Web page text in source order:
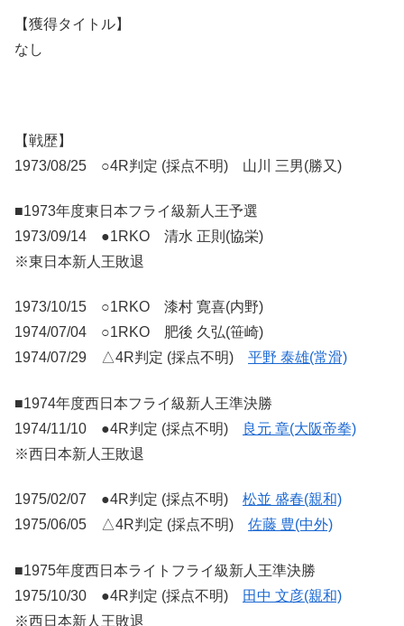
【獲得タイトル】
なし
【戦歴】
1973/08/25 ○4R判定 (採点不明) 山川 三男(勝又)
■1973年度東日本フライ級新人王予選
1973/09/14 ●1RKO 清水 正則(協栄)
※東日本新人王敗退
1973/10/15 ○1RKO 漆村 寛喜(内野)
1974/07/04 ○1RKO 肥後 久弘(笹崎)
1974/07/29 △4R判定 (採点不明) 平野 泰雄(常滑)
■1974年度西日本フライ級新人王準決勝
1974/11/10 ●4R判定 (採点不明)
良元 章(大阪帝拳)
※西日本新人王敗退
1975/02/07 ●4R判定 (採点不明) 松並 盛春(親和)
1975/06/05 △4R判定 (採点不明) 佐藤 豊(中外)
■1975年度西日本ライトフライ級新人王準決勝
1975/10/30 ●4R判定 (採点不明)
田中 文彦(親和)
※西日本新人王敗退